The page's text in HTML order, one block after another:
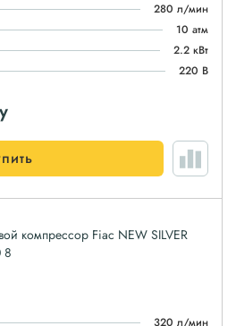
280 л/мин
10 атм
2.2 кВт
220 В
компрессор Fiac NEW SILVER
8
320 л/мин